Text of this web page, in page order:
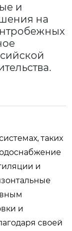
и
на
таких
и
и
своей